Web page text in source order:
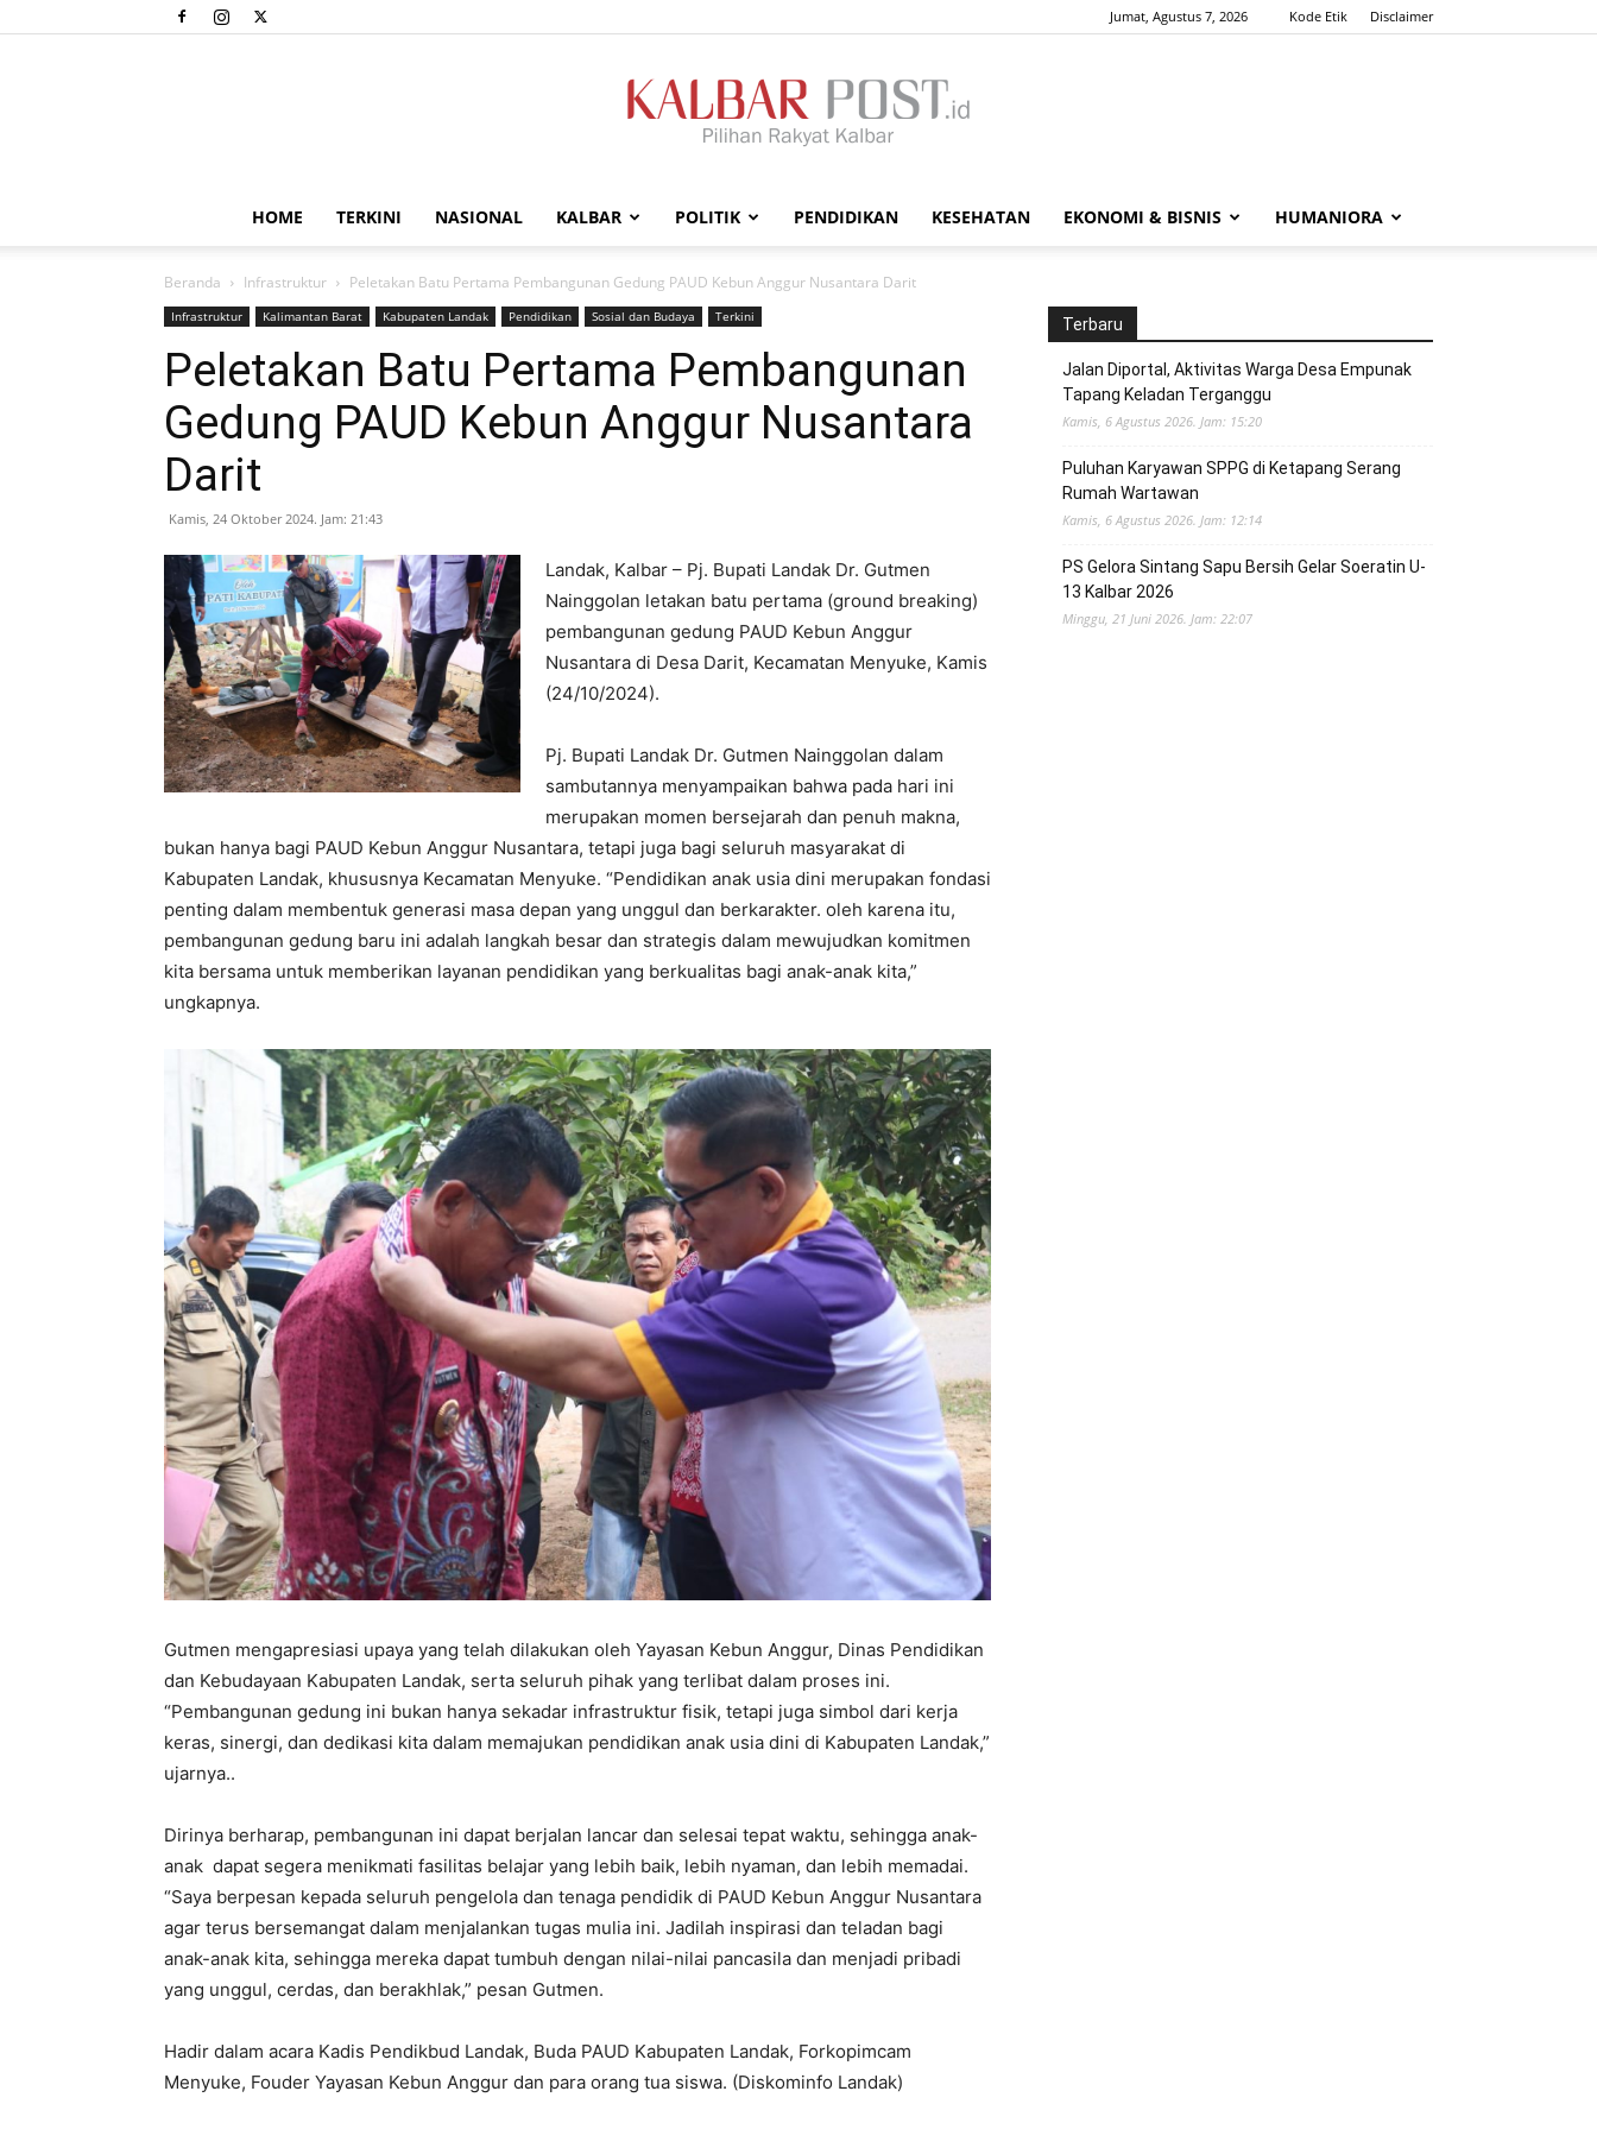
Jumat, Agustus 7, 2026 Kode Etik Disclaimer
HOME TERKINI NASIONAL KALBAR POLITIK PENDIDIKAN KESEHATAN EKONOMI & BISNIS HUMANIORA
Beranda Infrastruktur Peletakan Batu Pertama Pembangunan Gedung PAUD Kebun Anggur Nusantara Darit
Infrastruktur Kalimantan Barat Kabupaten Landak Pendidikan Sosial dan Budaya Terkini
Peletakan Batu Pertama Pembangunan
Gedung PAUD Kebun Anggur Nusantara
Darit
Kamis, 24 Oktober 2024. Jam: 21:43
Landak, Kalbar – Pj. Bupati Landak Dr. Gutmen
Nainggolan letakan batu pertama (ground breaking)
pembangunan gedung PAUD Kebun Anggur
Nusantara di Desa Darit, Kecamatan Menyuke, Kamis
(24/10/2024).
Pj. Bupati Landak Dr. Gutmen Nainggolan dalam
sambutannya menyampaikan bahwa pada hari ini
merupakan momen bersejarah dan penuh makna,
bukan hanya bagi PAUD Kebun Anggur Nusantara, tetapi juga bagi seluruh masyarakat di
Kabupaten Landak, khususnya Kecamatan Menyuke. “Pendidikan anak usia dini merupakan fondasi
penting dalam membentuk generasi masa depan yang unggul dan berkarakter. oleh karena itu,
pembangunan gedung baru ini adalah langkah besar dan strategis dalam mewujudkan komitmen
kita bersama untuk memberikan layanan pendidikan yang berkualitas bagi anak-anak kita,”
ungkapnya.
Gutmen mengapresiasi upaya yang telah dilakukan oleh Yayasan Kebun Anggur, Dinas Pendidikan
dan Kebudayaan Kabupaten Landak, serta seluruh pihak yang terlibat dalam proses ini.
“Pembangunan gedung ini bukan hanya sekadar infrastruktur fisik, tetapi juga simbol dari kerja
keras, sinergi, dan dedikasi kita dalam memajukan pendidikan anak usia dini di Kabupaten Landak,”
ujarnya..
Dirinya berharap, pembangunan ini dapat berjalan lancar dan selesai tepat waktu, sehingga anak-
anak dapat segera menikmati fasilitas belajar yang lebih baik, lebih nyaman, dan lebih memadai.
“Saya berpesan kepada seluruh pengelola dan tenaga pendidik di PAUD Kebun Anggur Nusantara
agar terus bersemangat dalam menjalankan tugas mulia ini. Jadilah inspirasi dan teladan bagi
anak-anak kita, sehingga mereka dapat tumbuh dengan nilai-nilai pancasila dan menjadi pribadi
yang unggul, cerdas, dan berakhlak,” pesan Gutmen.
Hadir dalam acara Kadis Pendikbud Landak, Buda PAUD Kabupaten Landak, Forkopimcam
Menyuke, Fouder Yayasan Kebun Anggur dan para orang tua siswa. (Diskominfo Landak)
Terbaru
Jalan Diportal, Aktivitas Warga Desa Empunak
Tapang Keladan Terganggu
Kamis, 6 Agustus 2026. Jam: 15:20
Puluhan Karyawan SPPG di Ketapang Serang
Rumah Wartawan
Kamis, 6 Agustus 2026. Jam: 12:14
PS Gelora Sintang Sapu Bersih Gelar Soeratin U-
13 Kalbar 2026
Minggu, 21 Juni 2026. Jam: 22:07